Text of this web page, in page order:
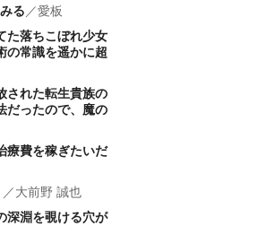
る／愛板
た落ちこぼれ少女
の常識を遥かに超
された転生貴族の
だったので、魔の
療費を稼ぎたいだ
／大前野 誠也
深淵を覗ける穴が